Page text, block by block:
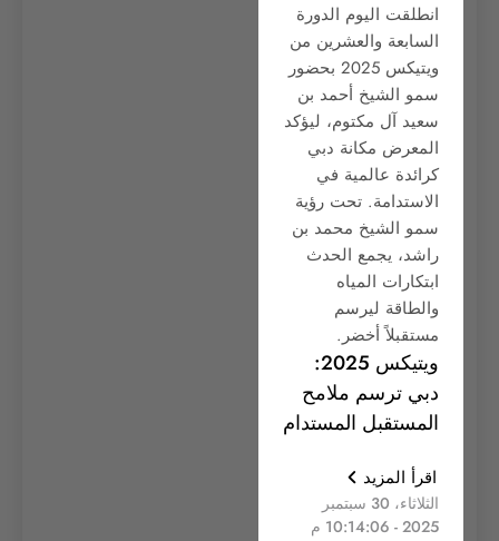
انطلقت اليوم الدورة
السابعة والعشرين من
ويتيكس 2025 بحضور
سمو الشيخ أحمد بن
سعيد آل مكتوم، ليؤكد
المعرض مكانة دبي
كرائدة عالمية في
الاستدامة. تحت رؤية
سمو الشيخ محمد بن
راشد، يجمع الحدث
ابتكارات المياه
والطاقة ليرسم
مستقبلاً أخضر.
ويتيكس 2025:
دبي ترسم ملامح
المستقبل المستدام
اقرأ المزيد
الثلاثاء، 30 سبتمبر
2025 - 10:14:06 م